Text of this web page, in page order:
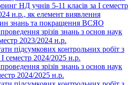
НД учнів 5-11 класів за І семестр
н.р., як елемент виявлення
знань та покращення ВСЯО
зрізів знань з основ наук
2023/2024 н.р.
підсумкових контрольних робіт з
І семестр 2024/2025 н.р.
зрізів знань з основ наук
2024/2025 н.р.